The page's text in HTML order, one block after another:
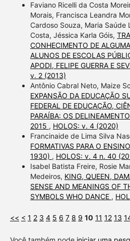
Faviano Ricelli da Costa
Morais, Francisca Leandra
Cardoso Souza, Maria Saúde
Costa, Jéssica Karla Góis,
CONHECIMENTO DE
ALUNOS DE ESCOLAS
APODI, FELIPE GUERRA E
v. 2 (2013)
Antônio Cabral Neto, Maize
EXPANSÃO DA EDUCAÇÃO
FEDERAL DE EDUCAÇÃO,
PARAÍBA: OS
2015 , HOLOS: v. 4 (2020)
Francinaide de Lima Silva
FORMATIVAS PARA O
1930) , HOLOS: v. 4 n. 40
Isabel Batista Freire, Rosie
Medeiros, KING, QUEEN,
SENSE AND MEANINGS OF
SYMBOLS WHO DANCE ,
<< < 1 2 3 4 5 6 7 8 9 10 11 12 13